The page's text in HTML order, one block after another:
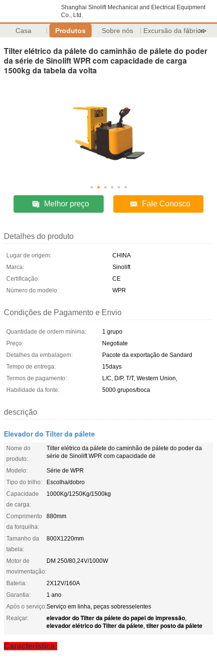
Shanghai Sinolift Mechanical and Electrical Equipment
Co., Ltd.
Casa Produtos Sobre nós Excursão da fábrica
>>
Tilter elétrico da pálete do caminhão de pálete do poder
da série de Sinolift WPR com capacidade de carga
1500kg da tabela da volta
Melhor preço Fale Conosco
Detalhes do produto
Lugar de origem:
CHINA
Marca:
Sinolift
Certificação:
CE
Número do modelo:
WPR
Condições de Pagamento e Envio
Quantidade de ordem mínima:
1 grupo
Preço:
Negotiate
Detalhes da embalagem:
Pacote da exportação de Sandard
Tempo de entrega:
15days
Termos de pagamento:
L/C, D/P, T/T, Western Union,
Habilidade da fonte:
5000 grupos/boca
descrição
Elevador do Tilter da pálete
Nome do
produto:
Tilter elétrico da pálete do caminhão de pálete do poder da
série de Sinolift WPR com capacidade de
Modelo:
Série de WPR
Tipo do trilho:
Escolha/dobro
Capacidade
de carga:
1000Kg/1250Kg/1500kg
Comprimento
da forquilha:
880mm
Tamanho da
tabela:
800X1220mm
Motor de
movimentação:
DM 250/80,24V/1000W
Bateria:
2X12V/160A
Garantia:
1 ano
Após o serviço:Serviço em linha, peças sobresselentes
Realçar:
elevador do Tilter da pálete do papel de impressão,
elevador elétrico do Tilter da pálete, tilter posto da pálete
Característica: